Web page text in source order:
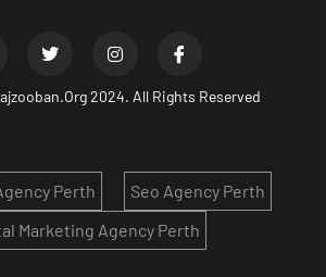
2024. All Rights Reserved
Seo Agency Perth
Perth
Marketing Agency Perth